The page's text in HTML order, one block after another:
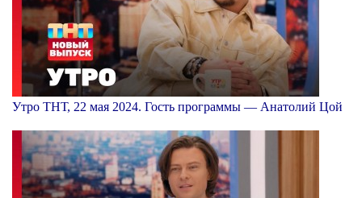
Утро ТНТ, 22 мая 2024. Гость программы — Анатолий Цой